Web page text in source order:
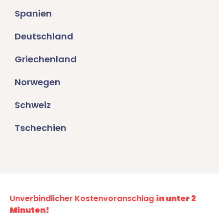
Spanien
Deutschland
Griechenland
Norwegen
Schweiz
Tschechien
Unverbindlicher Kostenvoranschlag in unter 2
Minuten!